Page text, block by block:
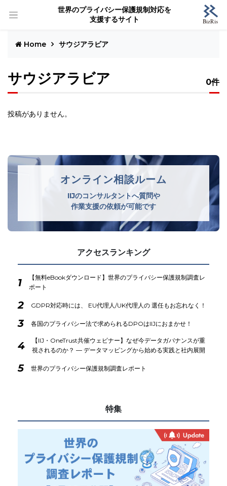
世界のプライバシー保護規制対応を
支援するサイト
Home サウジアラビア
サウジアラビア 0件
投稿がありません。
オンライン相談ルーム
IIJのコンサルタントへ質問や
作業支援の依頼が可能です
アクセスランキング
1
【無料eBookダウンロード】世界のプライバシー保護規制調査レ
ポート
2 GDPR対応時には、 EU代理人/UK代理人の 選任もお忘れなく！
3 各国のプライバシー法で求められるDPOはIIJにおまかせ！
4
【IIJ・OneTrust共催ウェビナー】なぜ今データガバナンスが重
視されるのか？ ― データマッピングから始める実践と社内展開
5 世界のプライバシー保護規制調査レポート
特集